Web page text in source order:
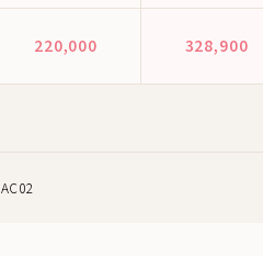
220,000 328,900
AC02